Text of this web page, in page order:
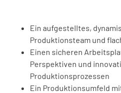
Ein aufgestelltes,
Produktionsteam und
Einen sicheren
Perspektiven und
Produktionsprozessen
Ein Produktionsumfeld